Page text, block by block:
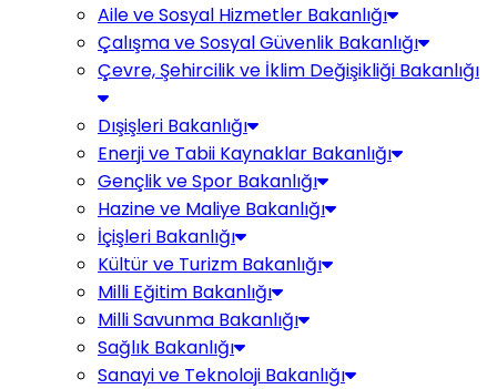
Aile ve Sosyal Hizmetler Bakanlığı
Çalışma ve Sosyal Güvenlik Bakanlığı
Çevre, Şehircilik ve İklim Değişikliği Bakanlığı
Dışişleri Bakanlığı
Enerji ve Tabii Kaynaklar Bakanlığı
Gençlik ve Spor Bakanlığı
Hazine ve Maliye Bakanlığı
İçişleri Bakanlığı
Kültür ve Turizm Bakanlığı
Milli Eğitim Bakanlığı
Milli Savunma Bakanlığı
Sağlık Bakanlığı
Sanayi ve Teknoloji Bakanlığı